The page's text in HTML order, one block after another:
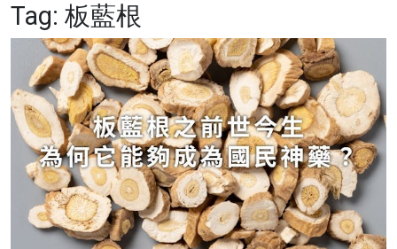
健康
商業
科技
影片
名家榜
灼見活動
Tag: 板藍根